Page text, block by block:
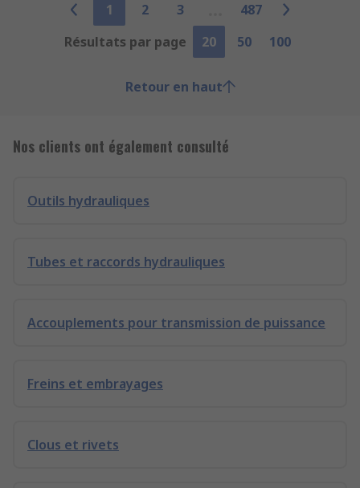
1 2 3
487
Résultats par page
20 50 100
Retour en haut
Nos clients ont également consulté
Outils hydrauliques
Tubes et raccords hydrauliques
Accouplements pour transmission de puissance
Freins et embrayages
Clous et rivets